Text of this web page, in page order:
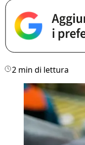
2 min di lettura